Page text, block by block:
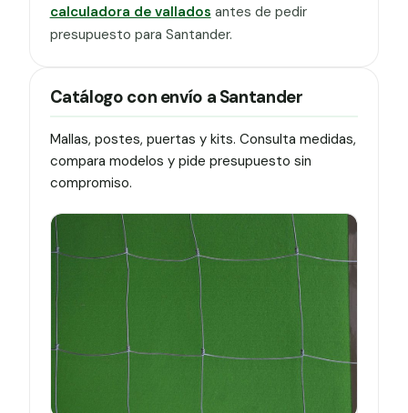
calculadora de vallados antes de pedir
presupuesto para Santander.
Catálogo con envío a Santander
Mallas, postes, puertas y kits. Consulta medidas,
compara modelos y pide presupuesto sin
compromiso.